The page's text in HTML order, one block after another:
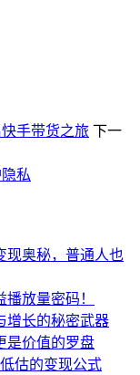
手带货之旅 下一
私
现奥秘，普通人也
放量密码！
增长的秘密武器
是价值的罗盘
估的变现公式